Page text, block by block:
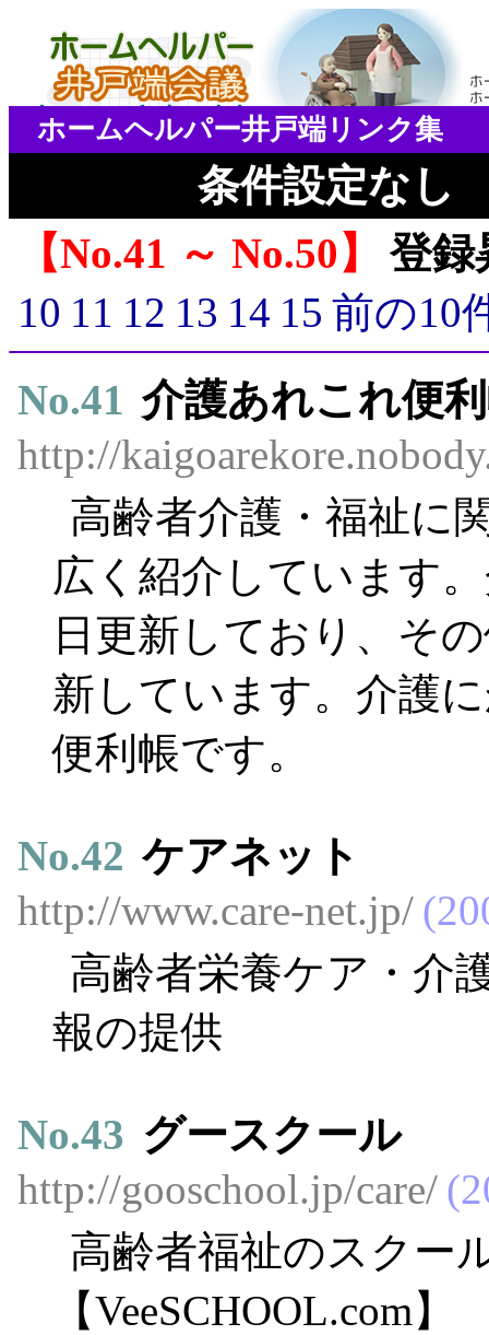
ホームヘルパー井戸端リンク集
条件設定なし
No.41 ～ No.50
登録
10 11 12 13 14 15 前の10
No.41 介護あれこれ便
http://
高齢者介護・福祉に
広く紹介しています
日更新しており、そ
新しています。介護
便利帳です。
No.42 ケアネット
http://www.care-net.jp/
高齢者栄養ケア・介
報の提供
No.43 グースクール
http://gooschool.jp/care/
高齢者福祉のスクー
【VeeSCHOOL.com】